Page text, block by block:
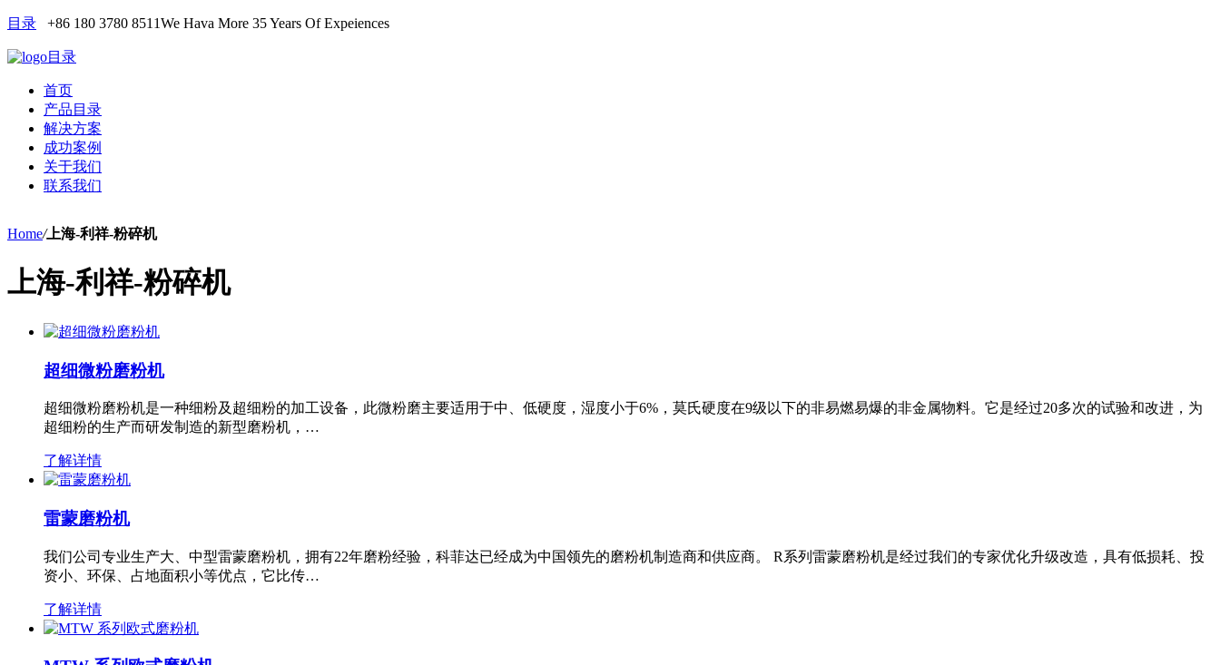
目录 +86 180 3780 8511We Hava More 35 Years Of Expeiences
目录
首页
产品目录
解决方案
成功案例
关于我们
联系我们
Home/上海-利祥-粉碎机
上海-利祥-粉碎机
超细微粉磨粉机
超细微粉磨粉机是一种细粉及超细粉的加工设备，此微粉磨主要适用于中、低硬度，湿度小于6%，莫氏硬度在9级以下的非易燃易爆的非金属物料。它是经过20多次的试验和改进，为
超细粉的生产而研发制造的新型磨粉机，…
了解详情
雷蒙磨粉机
我们公司专业生产大、中型雷蒙磨粉机，拥有22年磨粉经验，科菲达已经成为中国领先的磨粉机制造商和供应商。 R系列雷蒙磨粉机是经过我们的专家优化升级改造，具有低损耗、投
资小、环保、占地面积小等优点，它比传…
了解详情